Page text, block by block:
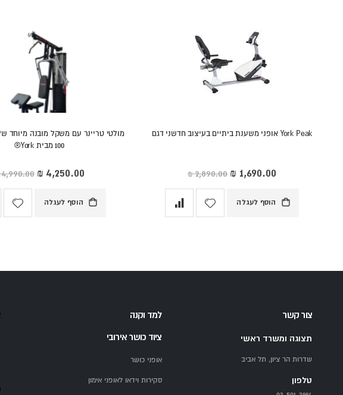
York Peak אופני משענת ביתיים בעיצוב חדשני דגם
מחיר
מיוחד
הוסף לעגלה
100 מבית York®
‏4,990.00 ₪ מחיר
מיוחד
הוסף לעגלה
צור קשר
תצוגה ומשרד ראשי
שדרות הר ציון, תל אביב
טלפון
למד וקנה
ציוד כושר אירובי
אופני כושר
סקירות וידאו לאופני אימון